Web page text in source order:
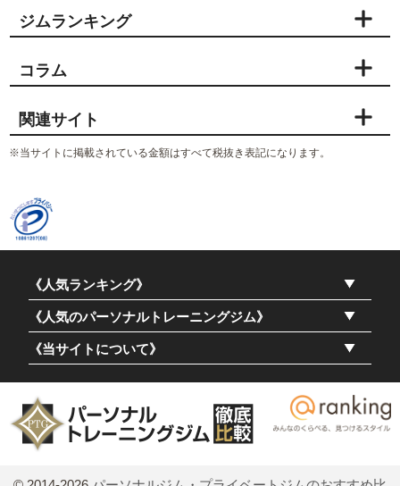
ジムランキング
コラム
関連サイト
※当サイトに掲載されている金額はすべて税抜き表記になります。
《人気ランキング》
《人気のパーソナルトレーニングジム》
《当サイトについて》